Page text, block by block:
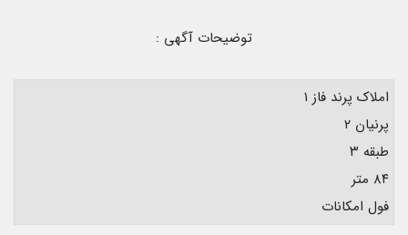
توضیحات آگهی :
املاک پرند فاز ۱
پرنیان ۲
طبقه ۳
۸۴ متر
فول امکانات